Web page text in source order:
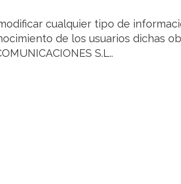
cualquier tipo de
de los usuarios dichas
S.L..